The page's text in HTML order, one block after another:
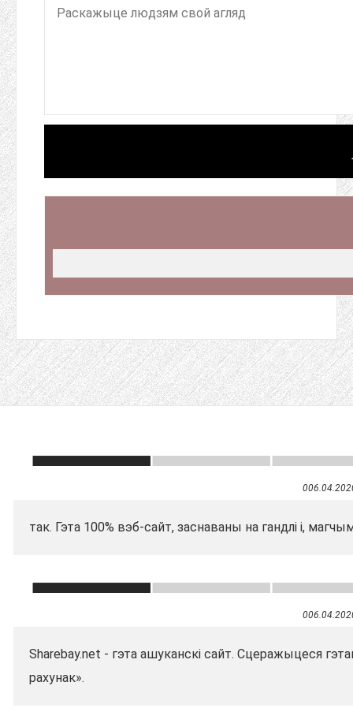
так. Гэта 100% вэб-сайт, заснаваны на гандлі і,
Sharebay.net - гэта ашуканскі сайт. Сцеражыцеся
рахунак».